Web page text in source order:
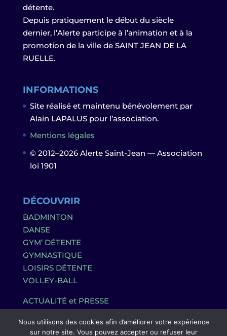
détente.
Depuis pratiquement le début du siècle
dernier, l’Alerte participe à l’animation et à la
promotion de la ville de SAINT JEAN DE LA
RUELLE.
INFORMATIONS
Site réalisé et maintenu bénévolement par
Alain LAPALUS pour l’association.
Mentions légales
© 2012–2026 Alerte Saint-Jean — Association
loi 1901
DÉCOUVRIR
BADMINTON
DANSE
GYM’ DÉTENTE
GYMNASTIQUE
LOISIRS DÉTENTE
VOLLEY-BALL
ACTUALITÉ et PRESSE
Nous utilisons des cookies afin d’améliorer votre expérience
sur notre site. Vous pouvez accepter ou refuser leur